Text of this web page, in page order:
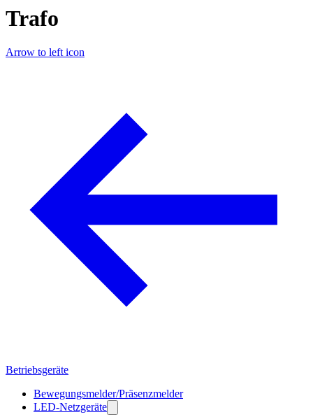
Trafo
Arrow to left icon
Betriebsgeräte
Bewegungsmelder/Präsenzmelder
LED-Netzgeräte